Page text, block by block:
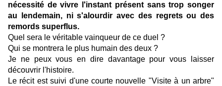
nécessité de vivre l'instant présent sans trop songer
au lendemain, ni s'alourdir avec des regrets ou des
remords superflus.
Quel sera le véritable vainqueur de ce duel ?
Qui se montrera le plus humain des deux ?
Je ne peux vous en dire davantage pour vous laisser
découvrir l'histoire.
Le récit est suivi d'une courte nouvelle "Visite à un arbre"